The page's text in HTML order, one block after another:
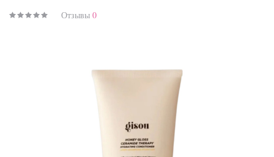
Отзывы 0